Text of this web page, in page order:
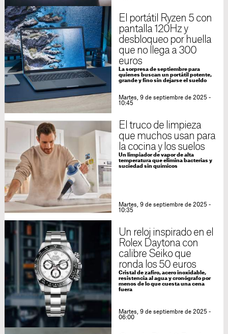
El portátil Ryzen 5 con
pantalla 120Hz y
desbloqueo por huella
que no llega a 300
euros
La sorpresa de septiembre para
quienes buscan un portátil potente,
grande y fino sin dejarse el sueldo
Martes, 9 de septiembre de 2025 -
10:45
El truco de limpieza
que muchos usan para
la cocina y los suelos
Un limpiador de vapor de alta
temperatura que elimina bacterias y
suciedad sin químicos
Martes, 9 de septiembre de 2025 -
10:35
Un reloj inspirado en el
Rolex Daytona con
calibre Seiko que
ronda los 50 euros
Cristal de zafiro, acero inoxidable,
resistencia al agua y cronógrafo por
menos de lo que cuesta una cena
fuera
Martes, 9 de septiembre de 2025 -
06:00